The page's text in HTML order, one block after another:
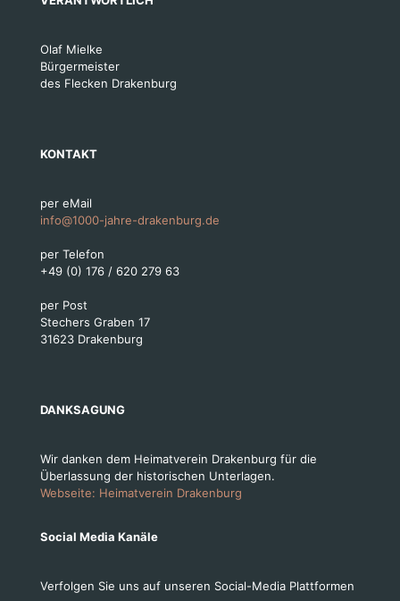
Olaf Mielke
Bürgermeister
des Flecken Drakenburg
KONTAKT
per eMail
info@1000-jahre-drakenburg.de
per Telefon
+49 (0) 176 / 620 279 63
per Post
Stechers Graben 17
31623 Drakenburg
DANKSAGUNG
Wir danken dem Heimatverein Drakenburg für die
Überlassung der historischen Unterlagen.
Webseite: Heimatverein Drakenburg
Social Media Kanäle
Verfolgen Sie uns auf unseren Social-Media Plattformen